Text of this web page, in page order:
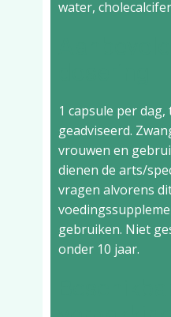
water,
1 capsule per
geadviseerd.
vrouwen en
dienen de arts/
vragen alvorens
gebruiken. Niet
onder 10 jaar.